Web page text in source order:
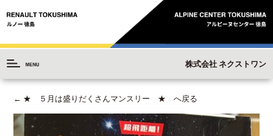
株式会社 ネクストワン
← ★ ５月は盛りだくさんマンスリー ★ へ戻る